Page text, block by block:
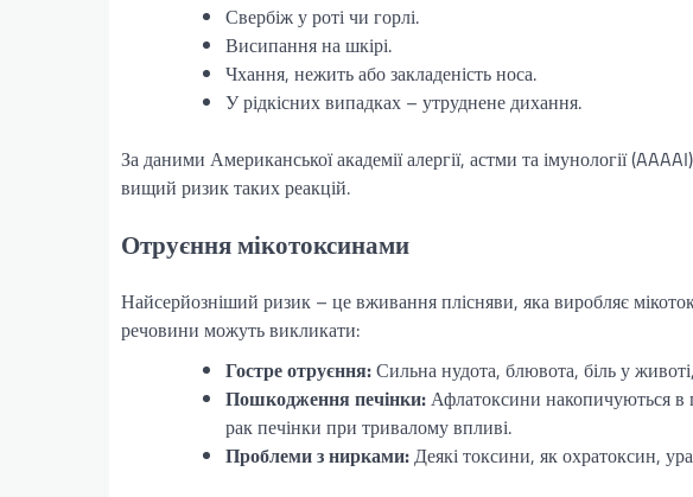
Свербіж у роті чи горлі.
Висипання на шкірі.
Чхання, нежить або закладеність носа.
У рідкісних випадках – утруднене дихання.
За даними Американської академії алергії, астми та імунології
вищий ризик таких реакцій.
Отруєння мікотоксинами
Найсерйозніший ризик – це вживання плісняви, яка виробляє
речовини можуть викликати:
Гостре отруєння:Сильна нудота, блювота, біль у
Пошкодження печінки:Афлатоксини накопичуються в
рак печінки при тривалому впливі.
Проблеми з нирками:Деякі токсини, як охратоксин,